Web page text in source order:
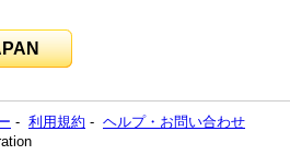
- 利用規約 - ヘルプ・お問い合わせ